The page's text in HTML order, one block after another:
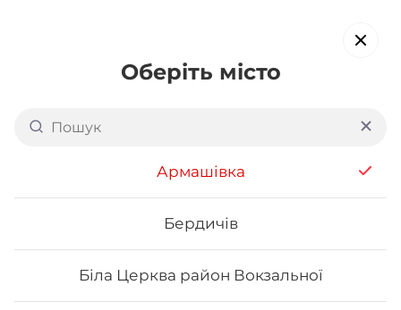
Оберіть місто
Армашівка
Бердичів
Біла Церква район Вокзальної
Доставка суші в
обирайте страви, які вам подобаються про все інше ми
подбаємо
Акція тижня Сети Роли від шефа